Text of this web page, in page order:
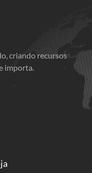
criando recursos
importa.